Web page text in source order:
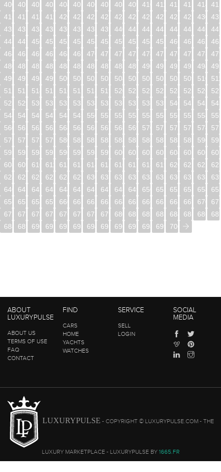
400
401 402 403 404 405 406 407 408 409 410 411 412 413 414
416
417 418 419 420 421 422 423 424 425 426 427 428 429 430
432
433 434 435 436 437 438 439 440 441 442 443 444 445 446
448
449 450 451 452 453 454 455 456 457 458 459 460 461 462
464
465 466 467 468 469 470 471 472 473 474 475 476 477 478
480
481 482 483 484 485 486 487 488 489 490 491 492 493 494
496
497 498 499 500 501 502 503 504 505 506 507 508 509 510
512
513 514 515 516 517 518 519 520 521 522 523 524 525 526
528
529 530 531 532 533 534 535 536 537 538 539 540 541 542
544
545 546 547 548 549 550 551 552 553 554 555 556 557 558
560
561 562 563 564 565 566 567 568 569 570 571 572 573 574
576
577 578 579 580 581 582 583 584 585 586 587 588 589 590
592
593 594 595 596 597 598 599 600 601 602 603 604 605 606
608
609 610 611 612 613 614 615 616 617 618 619 620 621 622
624
625 626 627 628 629 630 631 632 633 634 635 636 637 638
640
641 642 643 644 645 646 647 648 649 650 651 652 653 654
656
657 658 659 660 661 662 663 664 665 666 667 668 669 670
672
673 674 675 676 677 678 679 680 681 682 683 684 685 686
688
689 690 691 692 693 694 695 696 697 698 699 700
ABOUT
LUXURYPULSE
ABOUT US
TERMS OF USE
FAQ
CONTACT
FIND
CARS
HOME
YACHTS
WATCHES
SERVICE
SELL
LOGIN
SOCIAL
MEDIA
LUXURYPULSE - COPYRIGHT © LUXURYPULSE.COM - THE
LUXURY MARKETPLACE - LUXURYPULSE BY 1665.FR